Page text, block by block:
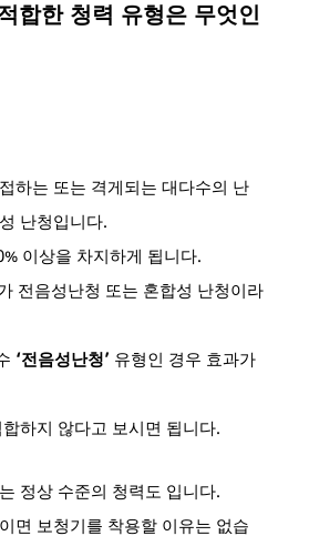
합한 청력 유형은 무엇인
하는 또는 격게되는 대다수의 난
난청입니다.
이상을 차지하게 됩니다.
전음성난청 또는 혼합성 난청이라
‘전음성난청’ 유형인 경우 효과가
하지 않다고 보시면 됩니다.
정상 수준의 청력도 입니다.
면 보청기를 착용할 이유는 없습